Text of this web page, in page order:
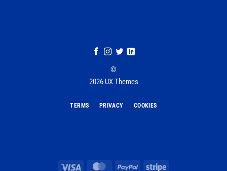
©
2026 UX Themes
TERMS PRIVACY COOKIES
MasterCardPayPal Stripe